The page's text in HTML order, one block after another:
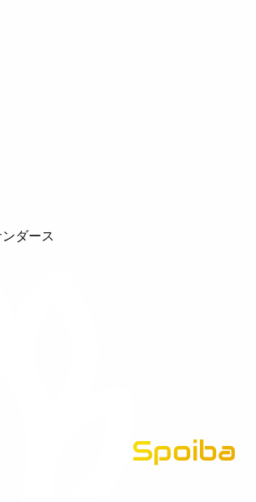
ダース
Spoiba